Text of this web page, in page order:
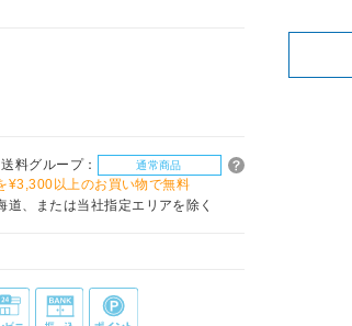
送料グループ： 通常商品
¥3,300以上のお買い物で無料
、または当社指定エリアを除く